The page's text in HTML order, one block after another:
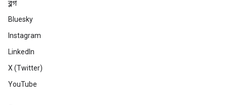
ব্লগ
Bluesky
Instagram
LinkedIn
X (Twitter)
YouTube